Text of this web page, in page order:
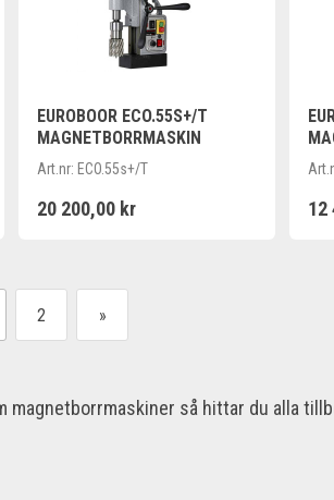
EUROBOOR ECO.55S+/T
MAGNETBORRMASKIN
Art.nr: ECO.55s+/T
20 200,00 kr 12
2 »
magnetborrmaskiner så hittar du alla